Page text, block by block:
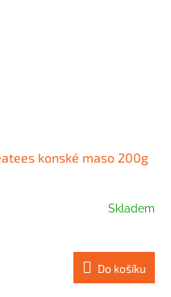
konské maso 200g
Skladem
Do košíku